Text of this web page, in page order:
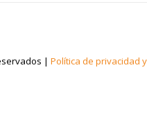
| Política de privacidad